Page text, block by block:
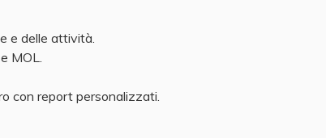
e delle attività.
MOL.
con report personalizzati.